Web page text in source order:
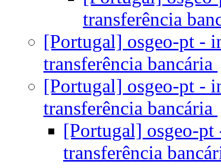
transferência
[Portugal] osgeo-pt -
transferência bancária
[Portugal] osgeo-pt -
transferência bancária
[Portugal] osgeo-pt
transferência